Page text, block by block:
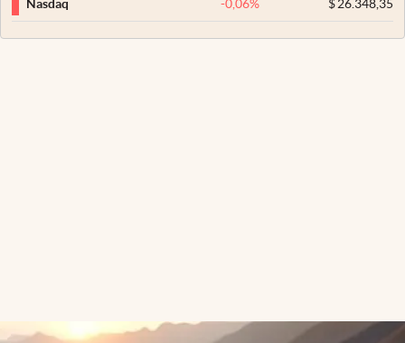
Nasdaq -0,06% $26.348,35